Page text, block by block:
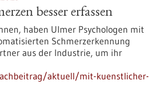
besser erfassen
haben Ulmer Psychologen mit
Schmerzerkennung
aus der Industrie, um ihr
aktuell/mit-kuenstlicher-